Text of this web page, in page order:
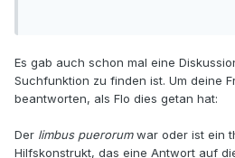
Es gab auch schon mal eine
Suchfunktion zu finden ist. Um deine
beantworten, als Flo dies getan hat:
Der limbus puerorumwar oder ist ein
Hilfskonstrukt, das eine Antwort auf